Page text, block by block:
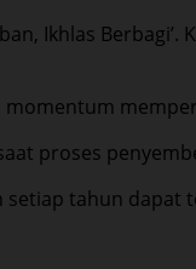
Ikhlas
proses
setiap tahun